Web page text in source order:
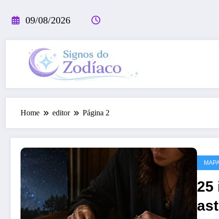
para
conteúdo
09/08/2026
Home editor Página 2
25